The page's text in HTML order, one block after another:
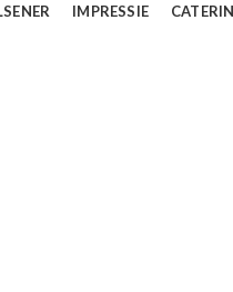
IMPRESSIE